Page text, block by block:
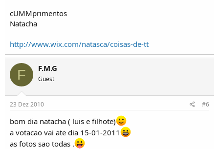
cUMMprimentos
Natacha
http://www.wix.com/natasca/coisas-de-tt
F F.M.G
Guest
23 Dez 2010 #6
bom dia natacha ( luis e filhote)
a votacao vai ate dia 15-01-2011
as fotos sao todas .